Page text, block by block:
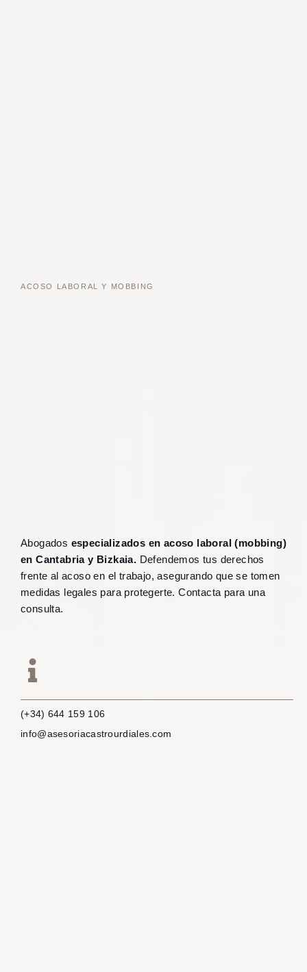
ACOSO LABORAL Y MOBBING
Abogados especializados en acoso laboral (mobbing)
en Cantabria y Bizkaia. Defendemos tus derechos
frente al acoso en el trabajo, asegurando que se tomen
medidas legales para protegerte. Contacta para una
consulta.
(+34) 644 159 106
info@asesoriacastrourdiales.com